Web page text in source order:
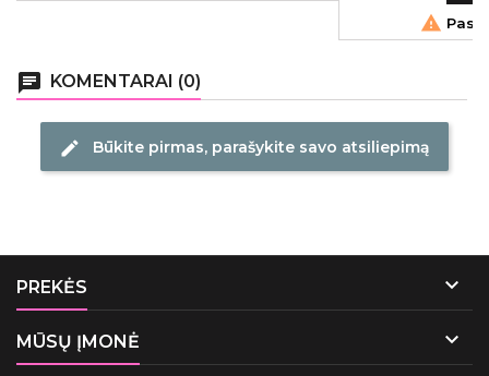

chat KOMENTARAI (0)
edit Būkite pirmas, parašykite savo atsiliepimą
PREKĖS 
MŪSŲ ĮMONĖ 